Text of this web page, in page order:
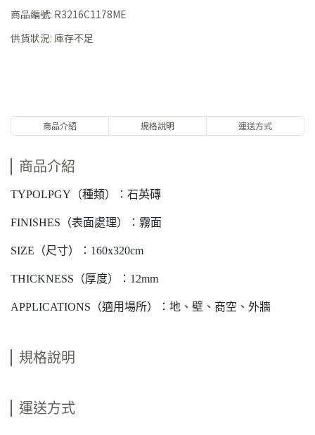
商品編號: R3216C1178ME
供貨狀況: 庫存不足
商品介紹 規格說明 運送方式
商品介紹
TYPOLPGY（種類）：石英磚
FINISHES（表面處理）：霧面
SIZE（尺寸）：160x320cm
THICKNESS（厚度）：12mm
APPLICATIONS（適用場所）：地、壁、商空、外牆
規格說明
運送方式